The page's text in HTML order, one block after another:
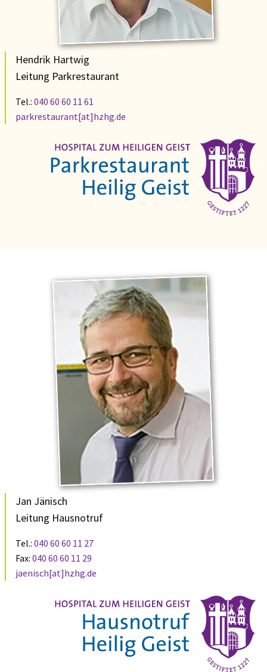
Hendrik Hartwig
Leitung Parkrestaurant
Tel.: 040 60 60 11 61
parkrestaurant[at]hzhg.de
Jan Jänisch
Leitung Hausnotruf
Tel.: 040 60 60 11 27
Fax: 040 60 60 11 29
jaenisch[at]hzhg.de